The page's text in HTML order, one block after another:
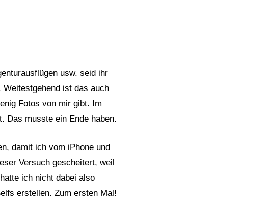
usw. seid ihr
ist das auch
Fotos von mir gibt. Im
Das musste ein Ende haben.
damit ich vom iPhone und
Versuch gescheitert, weil
ich nicht dabei also
erstellen. Zum ersten Mal!